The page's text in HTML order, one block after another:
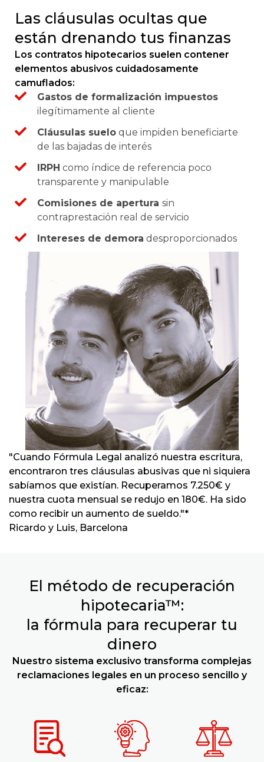
Las cláusulas ocultas que
están drenando tus finanzas
Los contratos hipotecarios suelen contener
elementos abusivos cuidadosamente
camuflados:
Gastos de formalización impuestos
ilegítimamente al cliente
Cláusulas suelo que impiden beneficiarte
de las bajadas de interés
IRPH como índice de referencia poco
transparente y manipulable
Comisiones de apertura sin
contraprestación real de servicio
Intereses de demora desproporcionados
"Cuando Fórmula Legal analizó nuestra escritura,
encontraron tres cláusulas abusivas que ni siquiera
sabíamos que existían. Recuperamos 7.250€ y
nuestra cuota mensual se redujo en 180€. Ha sido
como recibir un aumento de sueldo."*
Ricardo y Luis, Barcelona
El método de recuperación
hipotecaria™:
la fórmula para recuperar tu
dinero
Nuestro sistema exclusivo transforma complejas
reclamaciones legales en un proceso sencillo y
eficaz: